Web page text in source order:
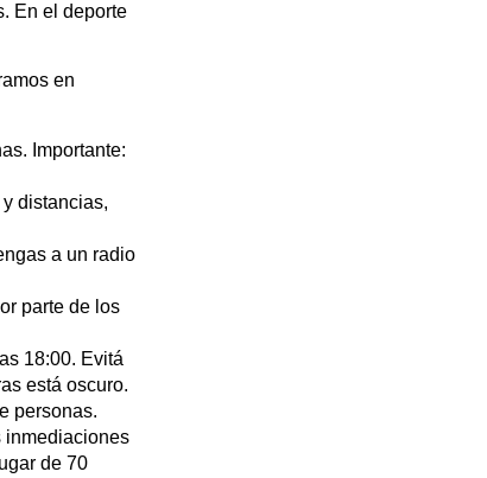
En el deporte
en
Importante:
distancias,
a un radio
parte de los
18:00. Evitá
está oscuro.
personas.
inmediaciones
de 70